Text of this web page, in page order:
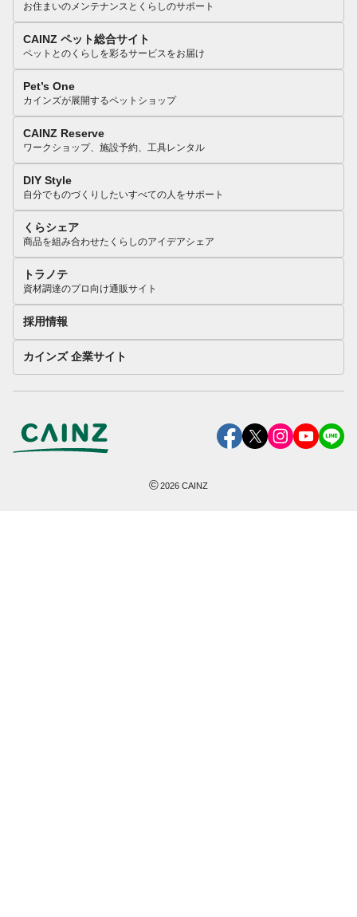
お住まいのメンテナンスとくらしのサポート
CAINZ ペット総合サイト
ペットとのくらしを彩るサービスをお届け
Pet’s One
カインズが展開するペットショップ
CAINZ Reserve
ワークショップ、施設予約、工具レンタル
DIY Style
自分でものづくりしたいすべての人をサポート
くらシェア
商品を組み合わせたくらしのアイデアシェア
トラノテ
資材調達のプロ向け通販サイト
採用情報
カインズ 企業サイト
©2026 CAINZ